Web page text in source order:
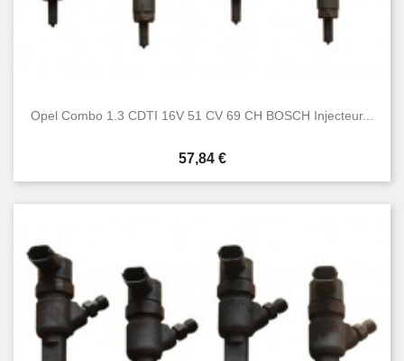
Opel Combo 1.3 CDTI 16V 51 CV 69 CH BOSCH Injecteur...
Prix
57,84 €